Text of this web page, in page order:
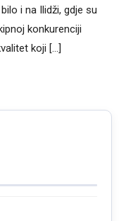
i na Ilidži, gdje su
konkurenciji
koji […]